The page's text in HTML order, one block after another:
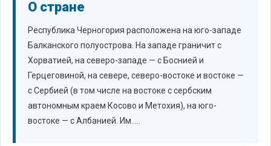
О стране
Республика Черногория расположена на юго-западе
Балканского полуострова. На западе граничит с
Хорватией, на северо-западе — с Боснией и
Герцеговиной, на севере, северо-востоке и востоке —
с Сербией (в том числе на востоке с сербским
автономным краем Косово и Метохия), на юго-
востоке — с Албанией. Им.....